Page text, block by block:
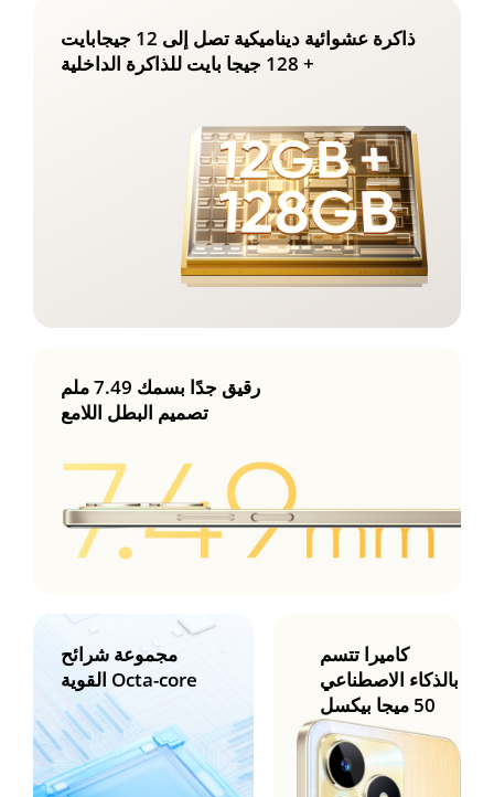
ذاكرة عشوائية ديناميكية تصل إلى 12 جيجابايت
+ 128 جيجا بايت للذاكرة الداخلية
كاميرا تتسم
بالذكاء الاصطناعي
50 ميجا بيكسل
رقيق جدًا بسمك 7.49 ملم
تصميم البطل اللامع
مجموعة شرائح
Octa-core القوية